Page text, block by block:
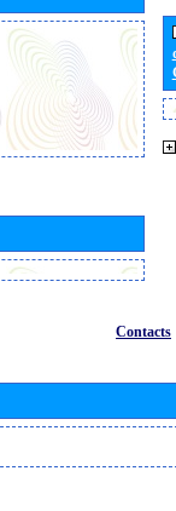
Contacts